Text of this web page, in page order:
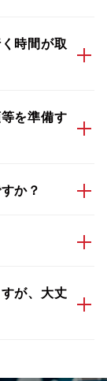
時間が取
を準備す
か？
が、大丈